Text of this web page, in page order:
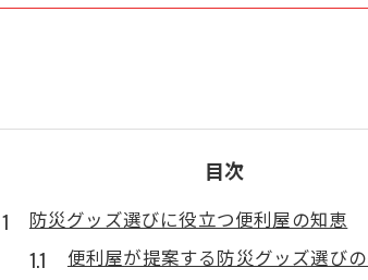
目次
防災グッズ選びに役立つ便利屋の知恵
便利屋が提案する防災グッズ選び